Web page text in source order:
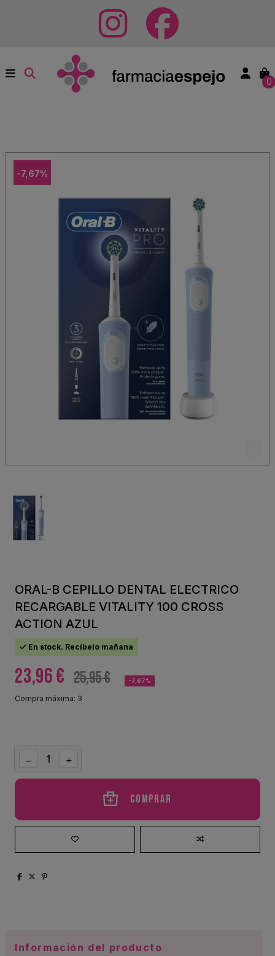
0
-7,67%
ORAL-B CEPILLO DENTAL ELECTRICO
RECARGABLE VITALITY 100 CROSS
ACTION AZUL
En stock. Recíbelo mañana
23,96 € 25,95 € -7,67%
Compra máxima: 3
Comprar
Información del producto